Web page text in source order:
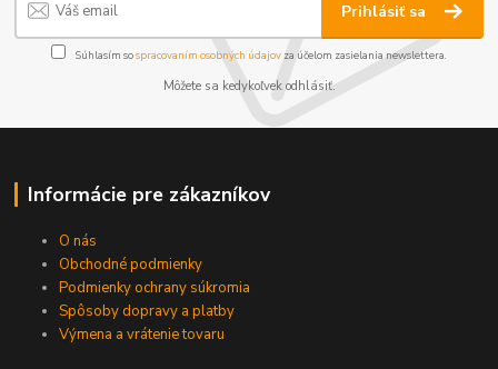
Prihlásiť sa
Súhlasím sospracovaním osobných údajov za účelom zasielania newslettera.
Môžete sa kedykoľvek odhlásiť.
Informácie pre zákazníkov
O nás
Obchodné podmienky
Podmienky ochrany súkromia
Spôsoby dopravy a platby
Výmena a vrátenie tovaru